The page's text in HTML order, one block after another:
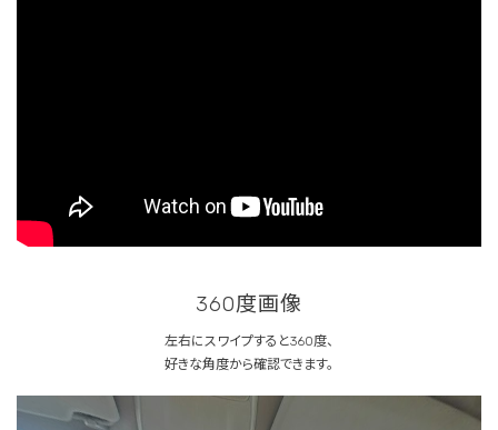
360度画像
左右にスワイプすると360度、
好きな角度から確認できます。